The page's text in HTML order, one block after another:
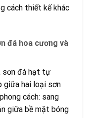
cách thiết kế khác
đá hoa cương và
sơn đá hạt tự
giữa hai loại sơn
cách: sang
giữa bề mặt bóng